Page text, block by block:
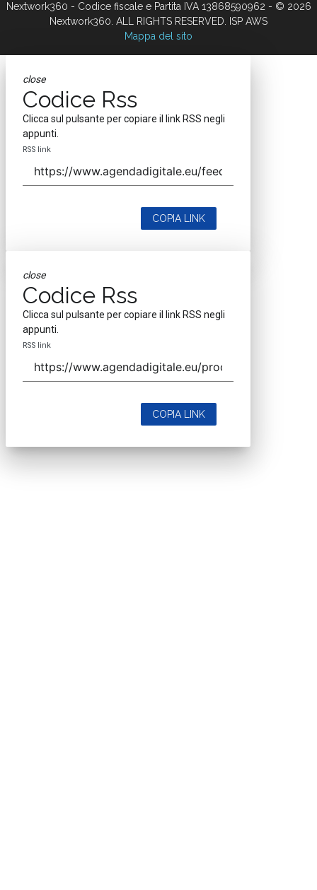
Nextwork360 - Codice fiscale e Partita IVA 13868590962 - © 2026
Nextwork360. ALL RIGHTS RESERVED. ISP AWS
Mappa del sito
close
Codice Rss
Clicca sul pulsante per copiare il link RSS negli
appunti.
RSS link
COPIA LINK
close
Codice Rss
Clicca sul pulsante per copiare il link RSS negli
appunti.
RSS link
COPIA LINK